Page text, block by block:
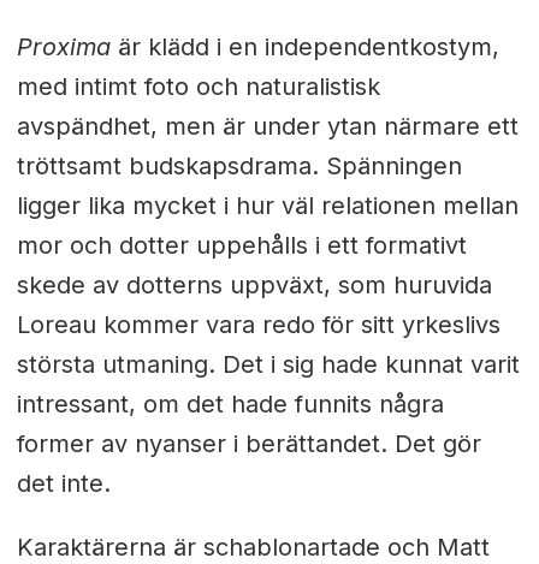
Proximaär klädd i en independentkostym,
med intimt foto och naturalistisk
avspändhet, men är under ytan närmare ett
tröttsamt budskapsdrama. Spänningen
ligger lika mycket i hur väl relationen mellan
mor och dotter uppehålls i ett formativt
skede av dotterns uppväxt, som huruvida
Loreau kommer vara redo för sitt yrkeslivs
största utmaning. Det i sig hade kunnat varit
intressant, om det hade funnits några
former av nyanser i berättandet. Det gör
det inte.
Karaktärerna är schablonartade och Matt